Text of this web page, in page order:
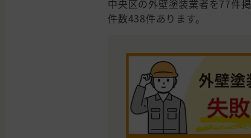
中央区の外壁塗装業者を77件
件数438件あります。